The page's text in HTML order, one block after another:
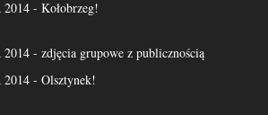
- Kołobrzeg!
- zdjęcia grupowe z publicznością
- Olsztynek!